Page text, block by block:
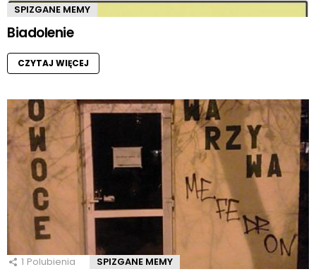
SPIZGANE MEMY
Biadolenie
CZYTAJ WIĘCEJ
1 Polubienia SPIZGANE MEMY